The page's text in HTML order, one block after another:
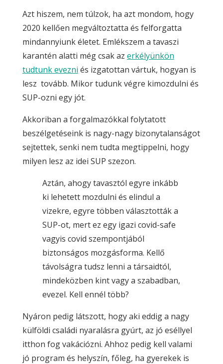
Azt hiszem, nem túlzok, ha azt mondom, hogy
2020 kellően megváltoztatta és felforgatta
mindannyiunk életet. Emlékszem a tavaszi
karantén alatti még csak az erkélyünkön
tudtunk evezni és izgatottan vártuk, hogyan is
lesz tovább. Mikor tudunk végre kimozdulni és
SUP-ozni egy jót.
Akkoriban a forgalmazókkal folytatott
beszélgetéseink is nagy-nagy bizonytalanságot
sejtettek, senki nem tudta megtippelni, hogy
milyen lesz az idei SUP szezon.
Aztán, ahogy tavasztól egyre inkább
ki lehetett mozdulni és elindul a
vizekre, egyre többen választották a
SUP-ot, mert ez egy igazi covid-safe
vagyis covid szempontjából
biztonságos mozgásforma. Kellő
távolságra tudsz lenni a társaidtól,
mindeközben kint vagy a szabadban,
evezel. Kell ennél több?
Nyáron pedig látszott, hogy aki eddig a nagy
külföldi családi nyaralásra gyúrt, az jó eséllyel
itthon fog vakációzni. Ahhoz pedig kell valami
jó program és helyszín, főleg, ha gyerekek is